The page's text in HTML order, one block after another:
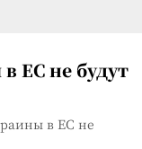
ЕС не будут
в ЕС не